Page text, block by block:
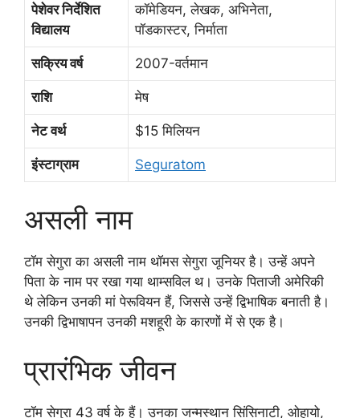
पेशेवर निर्देशित
विद्यालय
कॉमेडियन, लेखक, अभिनेता,
पॉडकास्टर, निर्माता
सक्रिय वर्ष 2007-वर्तमान
राशि मेष
नेट वर्थ $15 मिलियन
इंस्टाग्राम Seguratom
असली नाम
टॉम सेगुरा का असली नाम थॉमस सेगुरा जूनियर है। उन्हें अपने
पिता के नाम पर रखा गया थाम्सविल थ। उनके पिताजी अमेरिकी
थे लेकिन उनकी मां पेरूवियन हैं, जिससे उन्हें द्विभाषिक बनाती है।
उनकी द्विभाषापन उनकी मशहूरी के कारणों में से एक है।
प्रारंभिक जीवन
टॉम सेगुरा 43 वर्ष के हैं। उनका जन्मस्थान सिंसिनाटी, ओहायो,